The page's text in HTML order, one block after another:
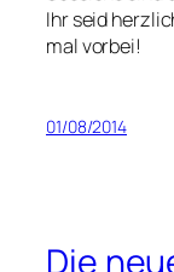
Ihr seid
mal vorbei!
01/08/2014
Die